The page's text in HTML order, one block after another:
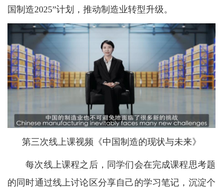
国制造2025”计划，推动制造业转型升级。
第三次线上课视频《中国制造的现状与未来》
每次线上课程之后，同学们会在完成课程思考题
的同时通过线上讨论区分享自己的学习笔记，沉淀个